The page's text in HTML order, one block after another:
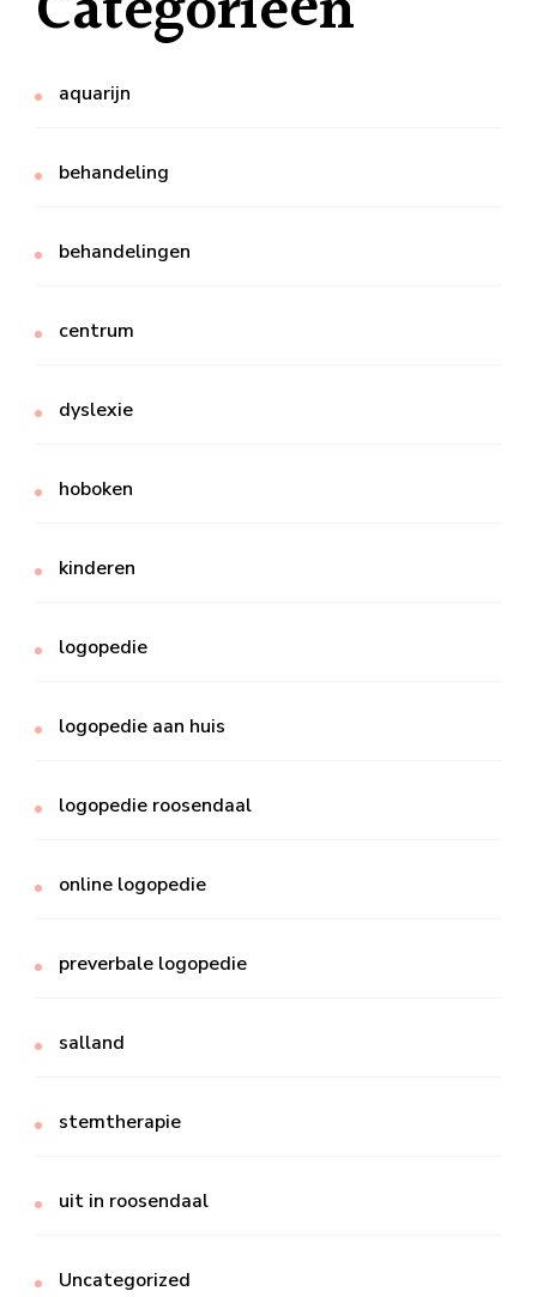
aquarijn
behandeling
behandelingen
centrum
dyslexie
hoboken
kinderen
logopedie
logopedie aan huis
logopedie roosendaal
online logopedie
preverbale logopedie
salland
stemtherapie
uit in roosendaal
Uncategorized